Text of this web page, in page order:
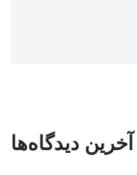
آخرین دیدگاه‌ها